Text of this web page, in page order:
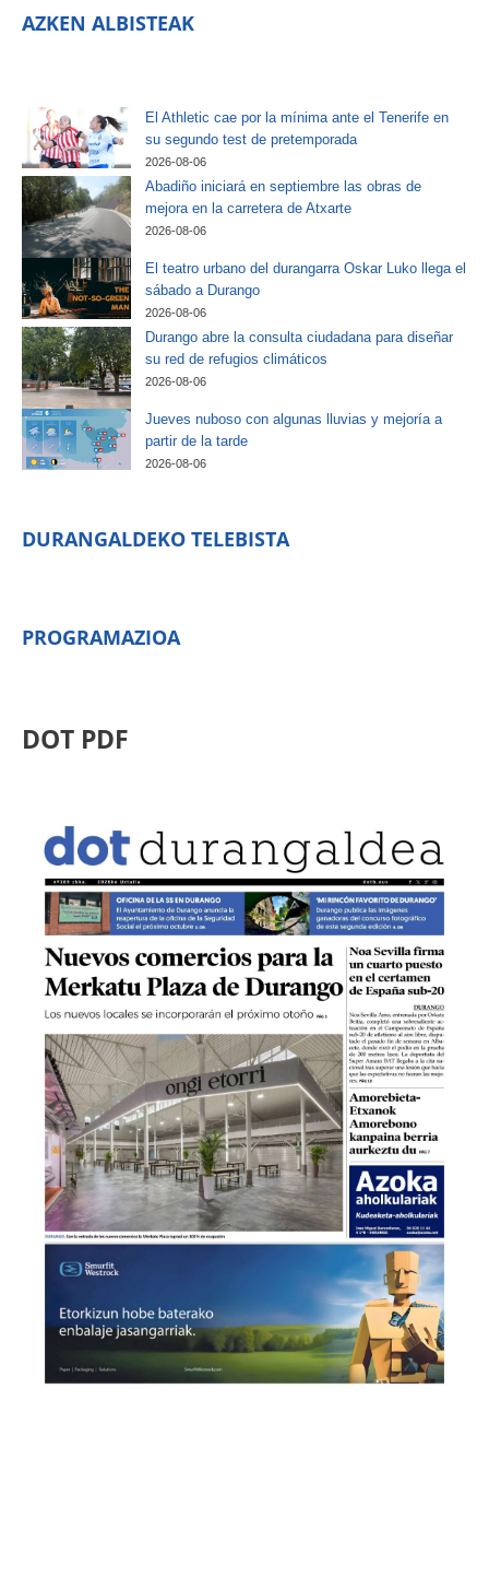
AZKEN ALBISTEAK
El Athletic cae por la mínima ante el Tenerife en
su segundo test de pretemporada
2026-08-06
Abadiño iniciará en septiembre las obras de
mejora en la carretera de Atxarte
2026-08-06
El teatro urbano del durangarra Oskar Luko llega el
sábado a Durango
2026-08-06
Durango abre la consulta ciudadana para diseñar
su red de refugios climáticos
2026-08-06
Jueves nuboso con algunas lluvias y mejoría a
partir de la tarde
2026-08-06
DURANGALDEKO TELEBISTA
PROGRAMAZIOA
DOT PDF